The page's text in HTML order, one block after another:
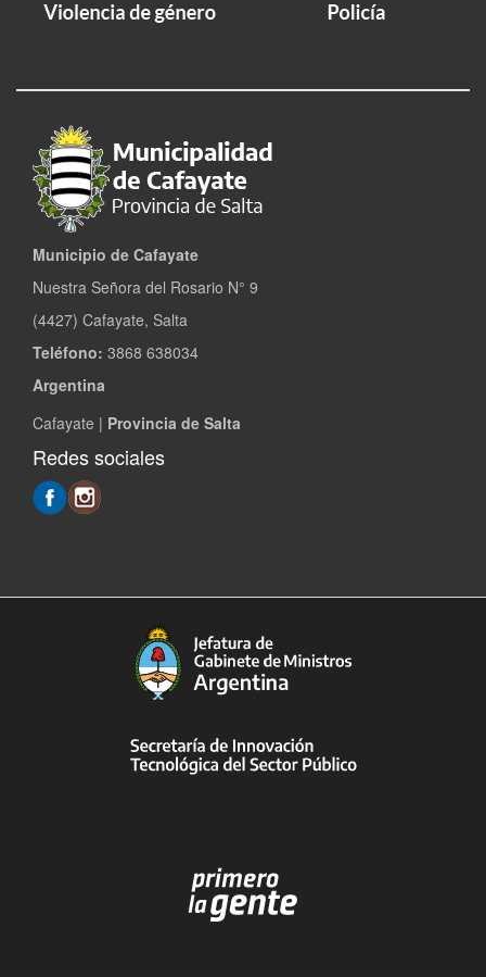
Municipio de Cafayate
Nuestra Señora del Rosario N° 9
(4427) Cafayate, Salta
Teléfono: 3868 638034
Argentina
Cafayate | Provincia de Salta
Redes sociales